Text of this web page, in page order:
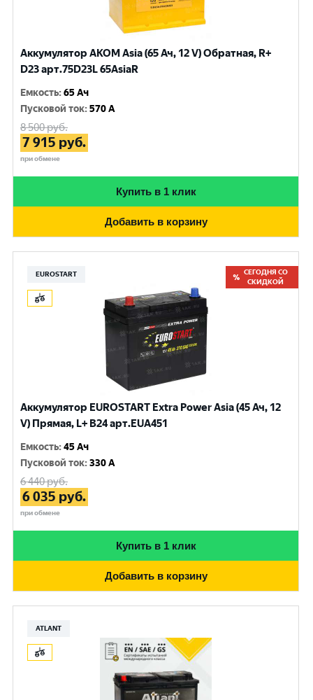
Аккумулятор AKOM Asia (65 Ач, 12 V) Обратная, R+
D23 арт.75D23L 65AsiaR
Емкость:65 Ач
Пусковой ток:570 A
8 500руб.
7 915 руб.
при обмене
Купить в 1 клик
Добавить в корзину
EUROSTART
СЕГОДНЯ СО
СКИДКОЙ
Аккумулятор EUROSTART Extra Power Asia (45 Ач, 12
V) Прямая, L+ B24 арт.EUA451
Емкость:45 Ач
Пусковой ток:330 A
6 440руб.
6 035 руб.
при обмене
Купить в 1 клик
Добавить в корзину
ATLANT